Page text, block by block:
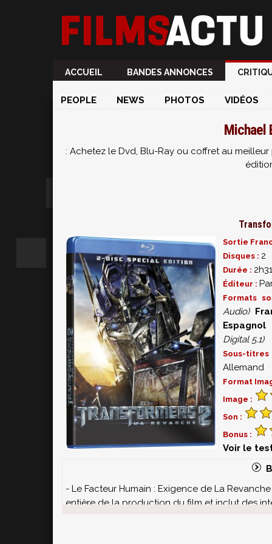
ACCUEIL BANDES ANNONCES
PEOPLE NEWS PHOTOS VIDÉOS
Michael
: Achetez le Dvd, Blu-Ray ou coffret au
Sortie
Disques : 2
Durée : 2h31
Éditeur :
Formats
Audio)
Espagnol
Digital 5.1)
Sous-
Allemand
Format
Image :
Son :
Bonus :
Voir le
- Le Facteur Humain : Exigence de La
entière de la production du film et inclut des